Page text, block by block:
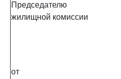
Председателю
жилищной комиссии
от